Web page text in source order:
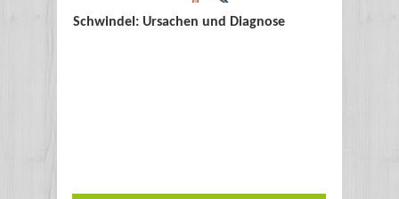
Schwindel: Ursachen und Diagnose